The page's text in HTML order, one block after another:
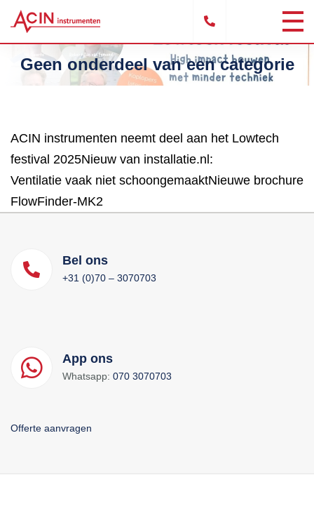
Geen onderdeel van een categorie
ACIN instrumenten neemt deel aan het Lowtech
festival 2025Nieuw van installatie.nl:
Ventilatie vaak niet schoongemaaktNieuwe brochure
FlowFinder-MK2
Bel ons
+31 (0)70 – 3070703
App ons
Whatsapp: 070 3070703
Offerte aanvragen